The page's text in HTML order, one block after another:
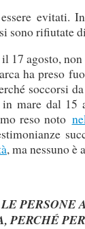
evitati.
sono rifiutate
17 agosto,
ha preso
soccorsi
mare dal 15
reso noto
, ma nessuno è
PERCHÉ